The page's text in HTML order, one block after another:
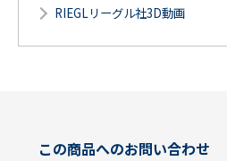
RIEGLリーグル社3D動画
この商品へのお問い合わせ